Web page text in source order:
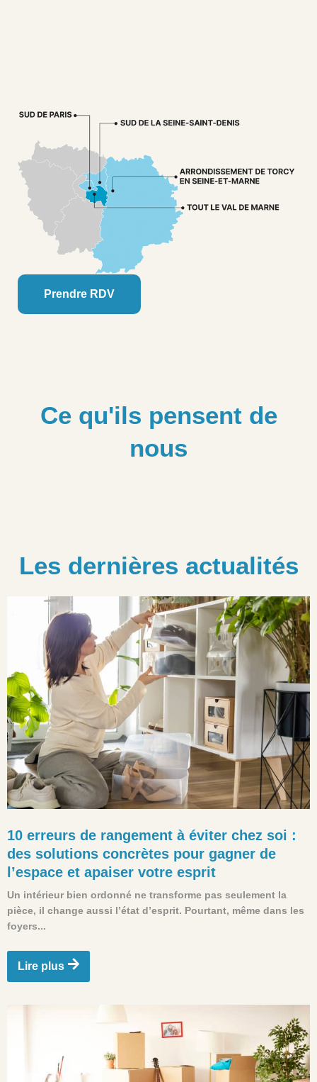
Prendre RDV
Ce qu'ils pensent de
nous
Les dernières actualités
10 erreurs de rangement à éviter chez soi :
des solutions concrètes pour gagner de
l’espace et apaiser votre esprit
Un intérieur bien ordonné ne transforme pas seulement la
pièce, il change aussi l’état d’esprit. Pourtant, même dans les
foyers...
Lire plus